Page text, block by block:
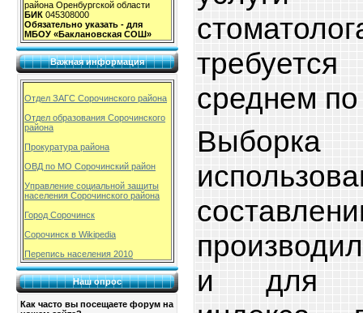
района Оренбургской области
БИК 045308000
Обязательно указать - для
МБОУ «Баклановская СОШ»
Важная информация
Отдел ЗАГС Сорочинского района
Отдел образования Сорочинского
района
Прокуратура района
ОВД по МО Сорочинский район
Управление социальной защиты
населения Сорочинского района
Город Сорочинск
Сорочинск в Wikipedia
Перепись населения 2010
Наш опрос
Как часто вы посещаете форум на
среднем
и для